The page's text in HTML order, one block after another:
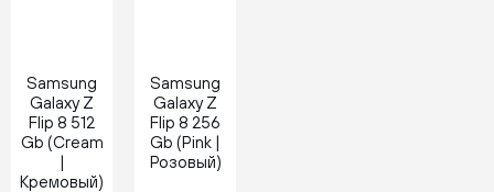
Samsung
Galaxy Z
Flip 8 512
Gb (Cream
|
Кремовый)
Samsung
Galaxy Z
Flip 8 256
Gb (Pink |
Розовый)